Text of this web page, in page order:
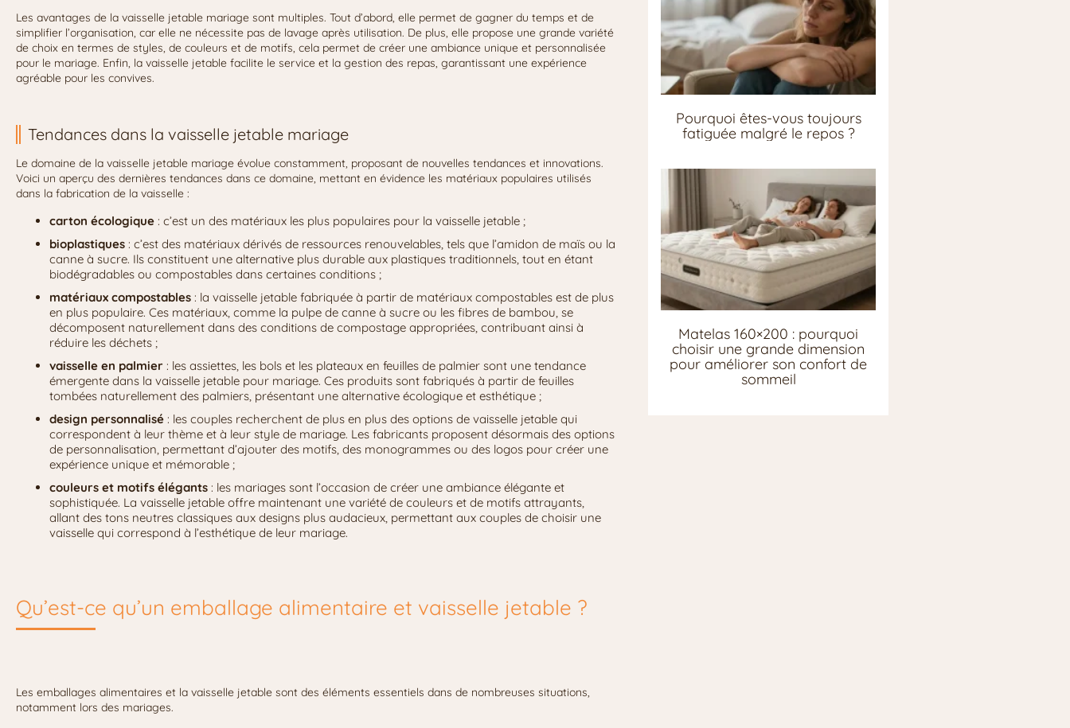
Les avantages de la vaisselle jetable mariage sont multiples. Tout d’abord, elle permet de gagner du temps et de
simplifier l’organisation, car elle ne nécessite pas de lavage après utilisation. De plus, elle propose une grande variété
de choix en termes de styles, de couleurs et de motifs, cela permet de créer une ambiance unique et personnalisée
pour le mariage. Enfin, la vaisselle jetable facilite le service et la gestion des repas, garantissant une expérience
agréable pour les convives.
Tendances dans la vaisselle jetable mariage
Le domaine de la vaisselle jetable mariage évolue constamment, proposant de nouvelles tendances et innovations.
Voici un aperçu des dernières tendances dans ce domaine, mettant en évidence les matériaux populaires utilisés
dans la fabrication de la vaisselle :
carton écologique : c’est un des matériaux les plus populaires pour la vaisselle jetable ;
bioplastiques : c’est des matériaux dérivés de ressources renouvelables, tels que l’amidon de maïs ou la
canne à sucre. Ils constituent une alternative plus durable aux plastiques traditionnels, tout en étant
biodégradables ou compostables dans certaines conditions ;
matériaux compostables : la vaisselle jetable fabriquée à partir de matériaux compostables est de plus
en plus populaire. Ces matériaux, comme la pulpe de canne à sucre ou les fibres de bambou, se
décomposent naturellement dans des conditions de compostage appropriées, contribuant ainsi à
réduire les déchets ;
vaisselle en palmier : les assiettes, les bols et les plateaux en feuilles de palmier sont une tendance
émergente dans la vaisselle jetable pour mariage. Ces produits sont fabriqués à partir de feuilles
tombées naturellement des palmiers, présentant une alternative écologique et esthétique ;
design personnalisé : les couples recherchent de plus en plus des options de vaisselle jetable qui
correspondent à leur thème et à leur style de mariage. Les fabricants proposent désormais des options
de personnalisation, permettant d’ajouter des motifs, des monogrammes ou des logos pour créer une
expérience unique et mémorable ;
couleurs et motifs élégants : les mariages sont l’occasion de créer une ambiance élégante et
sophistiquée. La vaisselle jetable offre maintenant une variété de couleurs et de motifs attrayants,
allant des tons neutres classiques aux designs plus audacieux, permettant aux couples de choisir une
vaisselle qui correspond à l’esthétique de leur mariage.
Qu’est-ce qu’un emballage alimentaire et vaisselle jetable ?
Les emballages alimentaires et la vaisselle jetable sont des éléments essentiels dans de nombreuses situations,
notamment lors des mariages.
Pourquoi êtes-vous toujours
fatiguée malgré le repos ?
Matelas 160×200 : pourquoi
choisir une grande dimension
pour améliorer son confort de
sommeil